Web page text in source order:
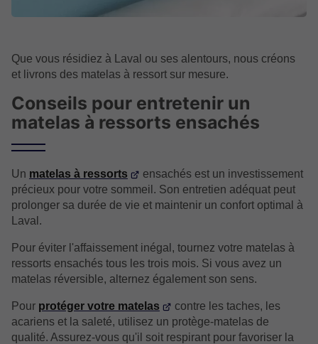
Que vous résidiez à Laval ou ses alentours, nous créons
et livrons des matelas à ressort sur mesure.
Conseils pour entretenir un
matelas à ressorts ensachés
Un matelas à ressorts
ensachés est un investissement
précieux pour votre sommeil. Son entretien adéquat peut
prolonger sa durée de vie et maintenir un confort optimal à
Laval.
Pour éviter l'affaissement inégal, tournez votre matelas à
ressorts ensachés tous les trois mois. Si vous avez un
matelas réversible, alternez également son sens.
Pour protéger votre matelas
contre les taches, les
acariens et la saleté, utilisez un protège-matelas de
qualité. Assurez-vous qu'il soit respirant pour favoriser la